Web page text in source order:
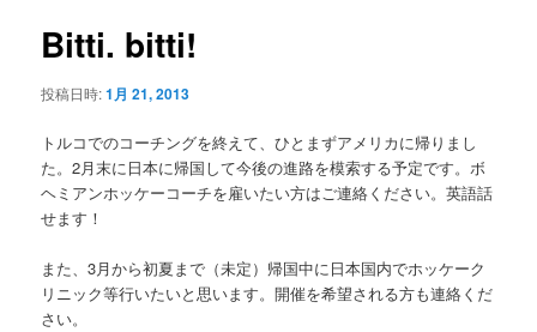
ー
ョ
Bitti. bitti!
投稿日時:1月 21, 2013
トルコでのコーチングを終えて、ひとまずアメリカに帰りまし
た。2月末に日本に帰国して今後の進路を模索する予定です。ボ
ヘミアンホッケーコーチを雇いたい方はご連絡ください。英語話
せます！
また、3月から初夏まで（未定）帰国中に日本国内でホッケーク
リニック等行いたいと思います。開催を希望される方も連絡くだ
さい。